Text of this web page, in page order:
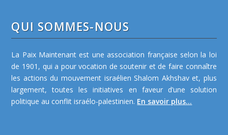
QUI SOMMES-NOUS
La Paix Maintenant est une association française selon la loi
de 1901, qui a pour vocation de soutenir et de faire connaître
les actions du mouvement israélien Shalom Akhshav et, plus
largement, toutes les initiatives en faveur d’une solution
politique au conflit israélo-palestinien. En savoir plus...